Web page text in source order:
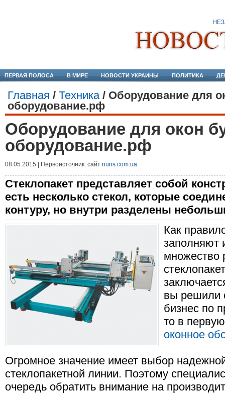
ПЕРВАЯ ПОЛОСА В МИРЕ НОВОСТИ УКРАИНЫ ПОЛИТИКА
Главная / Техника/ Оборудование для
оборудование.рф
Оборудование для окон
оборудование.рф
08.05.2015 | Первоисточник: сайт nuns.com.ua
Стеклопакет представляет собой
есть несколько стекол, которые
контуру, но внутри разделены
Как
заполняют
множество
вы решили
бизнес по
то в
оконное
Огромное значение имеет выбор
стеклопакетной линии. Поэтому
очередь обратить внимание на